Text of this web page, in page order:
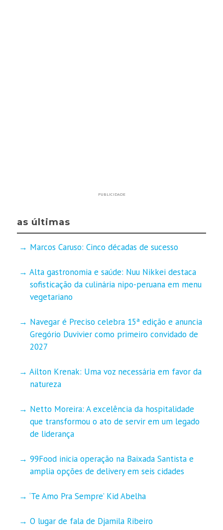
PUBLICIDADE
as últimas
Marcos Caruso: Cinco décadas de sucesso
Alta gastronomia e saúde: Nuu Nikkei destaca
sofisticação da culinária nipo-peruana em menu
vegetariano
Navegar é Preciso celebra 15ª edição e anuncia
Gregório Duvivier como primeiro convidado de
2027
Ailton Krenak: Uma voz necessária em favor da
natureza
Netto Moreira: A excelência da hospitalidade
que transformou o ato de servir em um legado
de liderança
99Food inicia operação na Baixada Santista e
amplia opções de delivery em seis cidades
‘Te Amo Pra Sempre’ Kid Abelha
O lugar de fala de Djamila Ribeiro